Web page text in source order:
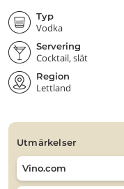
Typ
Vodka
Servering
Cocktail, slät
Region
Lettland
utmärkelser
Vino.com